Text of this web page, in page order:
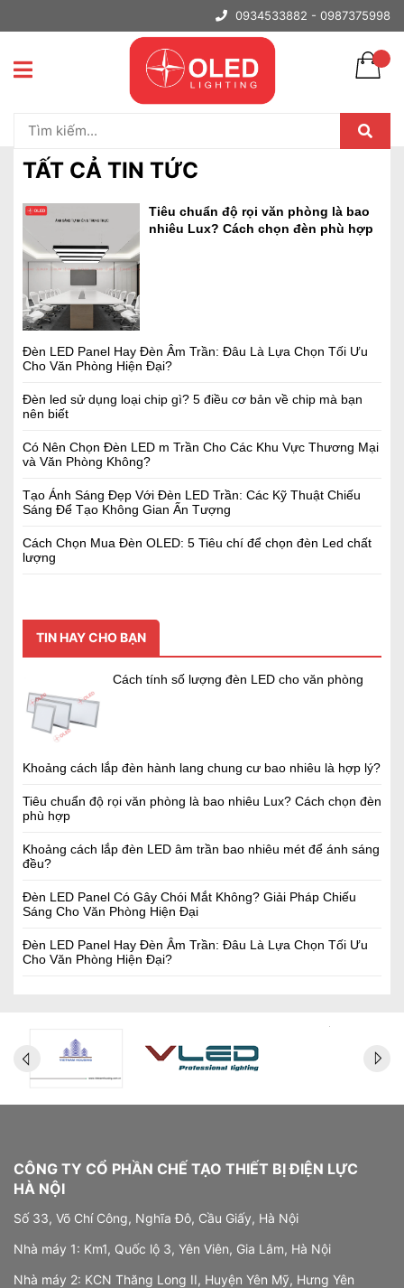
0934533882 - 0987375998
Trang chủ
TẤT CẢ TIN TỨC
Tiêu chuẩn độ rọi văn phòng là bao
nhiêu Lux? Cách chọn đèn phù hợp
Đèn LED Panel Hay Đèn Âm Trần: Đâu Là Lựa Chọn Tối Ưu
Cho Văn Phòng Hiện Đại?
Đèn led sử dụng loại chip gì? 5 điều cơ bản về chip mà bạn
nên biết
Có Nên Chọn Đèn LED m Trần Cho Các Khu Vực Thương Mại
và Văn Phòng Không?
Tạo Ánh Sáng Đẹp Với Đèn LED Trần: Các Kỹ Thuật Chiếu
Sáng Để Tạo Không Gian Ấn Tượng
Cách Chọn Mua Đèn OLED: 5 Tiêu chí để chọn đèn Led chất
lượng
TIN HAY CHO BẠN
Cách tính số lượng đèn LED cho văn phòng
Khoảng cách lắp đèn hành lang chung cư bao nhiêu là hợp lý?
Tiêu chuẩn độ rọi văn phòng là bao nhiêu Lux? Cách chọn đèn
phù hợp
Khoảng cách lắp đèn LED âm trần bao nhiêu mét để ánh sáng
đều?
Đèn LED Panel Có Gây Chói Mắt Không? Giải Pháp Chiếu
Sáng Cho Văn Phòng Hiện Đại
Đèn LED Panel Hay Đèn Âm Trần: Đâu Là Lựa Chọn Tối Ưu
Cho Văn Phòng Hiện Đại?
CÔNG TY CỔ PHẦN CHẾ TẠO THIẾT BỊ ĐIỆN LỰC
HÀ NỘI
Số 33, Võ Chí Công, Nghĩa Đô, Cầu Giấy, Hà Nội
Nhà máy 1: Km1, Quốc lộ 3, Yên Viên, Gia Lâm, Hà Nội
Nhà máy 2: KCN Thăng Long II, Huyện Yên Mỹ, Hưng Yên